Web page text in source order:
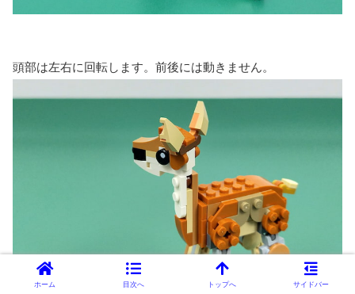
頭部は左右に回転します。前後には動きません。
ホーム 目次へ トップへ サイドバー